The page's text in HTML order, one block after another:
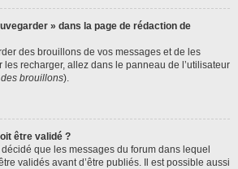
» dans la page de rédaction de
des brouillons de vos messages et de les
recharger, allez dans le panneau de l’utilisateur
brouillons).
être validé ?
que les messages du forum dans lequel
validés avant d’être publiés. Il est possible aussi